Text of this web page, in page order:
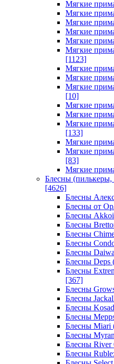
Мягкие
Мягкие
Мягкие
Мягкие
Мягкие
Мягкие
[1123]
Мягкие
Мягкие
Мягкие
[10]
Мягкие
Мягкие
Мягкие
[133]
Мягкие
Мягкие
[83]
Мягкие
Блесны
[4626]
Блесны
Блесны от
Блесны
Блесны
Блесны
Блесны
Блесны
Блесны Deps
Блесны
[367]
Блесны
Блесны
Блесны
Блесны
Блесны
Блесны
Блесны
Блесны